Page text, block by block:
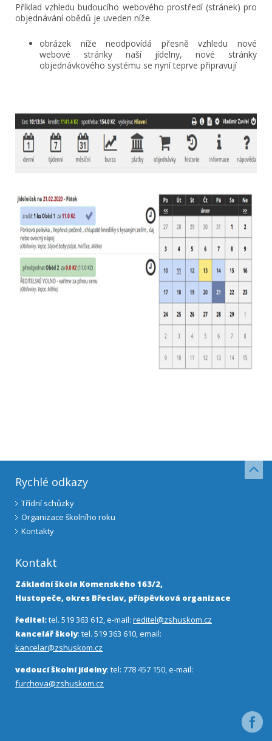
Příklad vzhledu budoucího webového prostředí (stránek) pro
objednávání obědů je uveden níže.
obrázek níže neodpovídá přesně vzhledu nové
webové stránky naší jídelny, nové stránky
objednávkového systému se nyní teprve připravují
Rychlé odkazy
Třídní schůzky
Organizace školního roku
Kontakty
Kontakt
Základní škola Komenského 163/2,
Hustopeče, okres Břeclav, příspěvková organizace
ředitel:tel. 519 363 612, e-mail: reditel@zshuskom.cz
kancelář školy: tel. 519 363 610, email:
kancelar@zshuskom.cz
vedoucí školní jídelny: tel: 778 457 150, e-mail:
furchova@zshuskom.cz